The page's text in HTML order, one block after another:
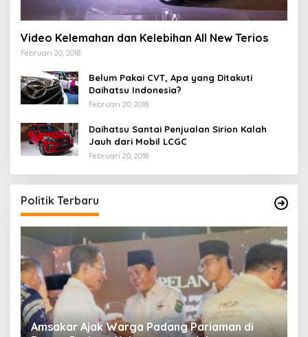
Video Kelemahan dan Kelebihan All New Terios
Februari 20, 2018
Belum Pakai CVT, Apa yang Ditakuti
Daihatsu Indonesia?
Februari 20, 2018
Daihatsu Santai Penjualan Sirion Kalah
Jauh dari Mobil LCGC
Februari 20, 2018
Politik Terbaru
Ini Dia Hubungan Partai Garuda dengan